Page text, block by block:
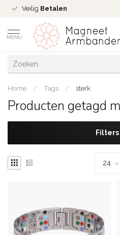
Veilig Betalen
MENU
Home / Tags / sterk
Producten getagd
Filters